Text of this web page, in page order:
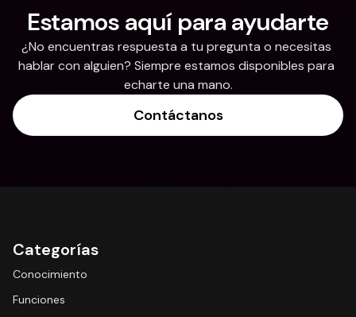
Estamos aquí para ayudarte
¿No encuentras respuesta a tu pregunta o necesitas
hablar con alguien? Siempre estamos disponibles para
echarte una mano.
Contáctanos
Categorías
Conocimiento
Funciones